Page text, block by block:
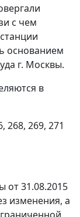
с чем
основанием
г. Москвы.
в
, 268, 269, 271
от 31.08.2015
изменения, а